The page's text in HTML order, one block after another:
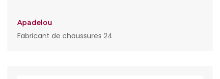
Apadelou
Fabricant de chaussures 24